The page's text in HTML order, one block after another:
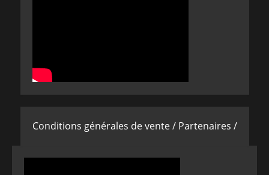
Conditions générales de vente / Partenaires /